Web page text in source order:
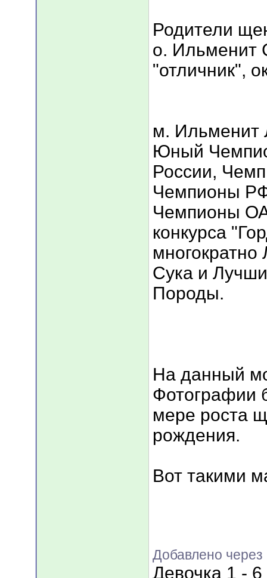
Родители
о. Ильменит
"отличник",
м. Ильменит
Юный
России,
Чемпионы
Чемпионы
конкурса
Сука и
Породы.
На данный
Фотографии
мере роста
рождения.
Вот такими
Добавлено
Девочка 1 -